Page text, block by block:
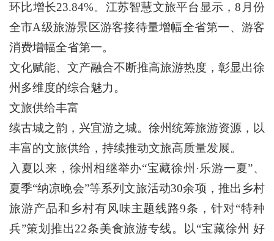
环比增长23.84%。江苏智慧文旅平台显示，8月份
全市A级旅游景区游客接待量增幅全省第一、游客
消费增幅全省第一。
文化赋能、文产融合不断推高旅游热度，彰显出徐
州多维度的综合魅力。
文旅供给丰富
续古城之韵，兴宜游之城。徐州统筹旅游资源，以
丰富的文旅供给，持续推动文旅高质量发展。
入夏以来，徐州相继举办“宝藏徐州·乐游一夏”、
夏季“纳凉晚会”等系列文旅活动30余项，推出乡村
旅游产品和乡村有风味主题线路9条，针对“特种
兵”策划推出22条美食旅游专线。以“宝藏徐州 好